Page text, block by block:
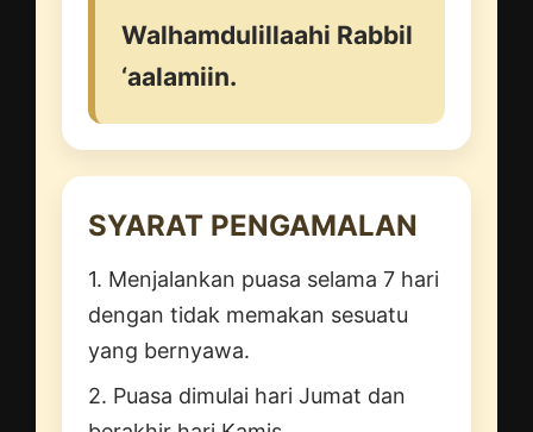
Walhamdulillaahi Rabbil
‘aalamiin.
SYARAT PENGAMALAN
1. Menjalankan puasa selama 7 hari
dengan tidak memakan sesuatu
yang bernyawa.
2. Puasa dimulai hari Jumat dan